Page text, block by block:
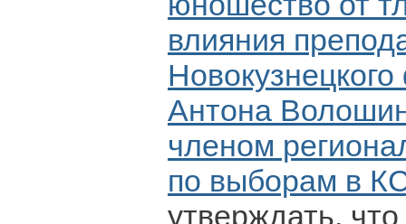
влияния
Антона
членом
по выборам в
утверждать,